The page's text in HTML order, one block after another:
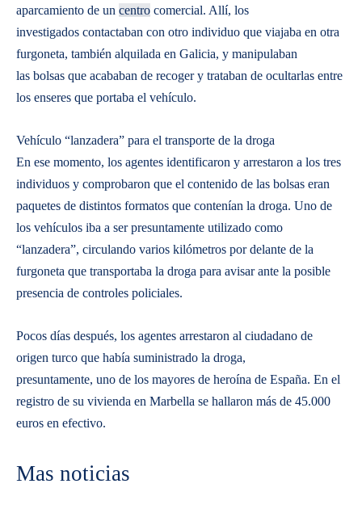
aparcamiento de un centro comercial. Allí, los
investigados contactaban con otro individuo que viajaba en otra
furgoneta, también alquilada en Galicia, y manipulaban
las bolsas que acababan de recoger y trataban de ocultarlas entre
los enseres que portaba el vehículo.
Vehículo “lanzadera” para el transporte de la droga
En ese momento, los agentes identificaron y arrestaron a los tres
individuos y comprobaron que el contenido de las bolsas eran
paquetes de distintos formatos que contenían la droga. Uno de
los vehículos iba a ser presuntamente utilizado como
“lanzadera”, circulando varios kilómetros por delante de la
furgoneta que transportaba la droga para avisar ante la posible
presencia de controles policiales.
Pocos días después, los agentes arrestaron al ciudadano de
origen turco que había suministrado la droga,
presuntamente, uno de los mayores de heroína de España. En el
registro de su vivienda en Marbella se hallaron más de 45.000
euros en efectivo.
Mas noticias